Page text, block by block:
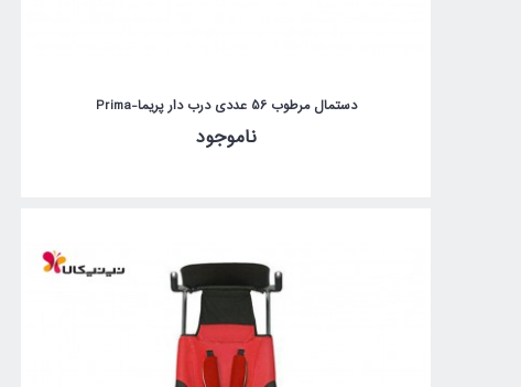
دستمال مرطوب 56 عددی درب دار پریما-Prima
ناموجود